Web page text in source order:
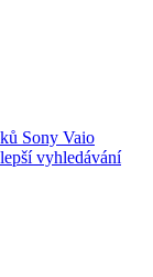
Sony Vaio
vyhledávání